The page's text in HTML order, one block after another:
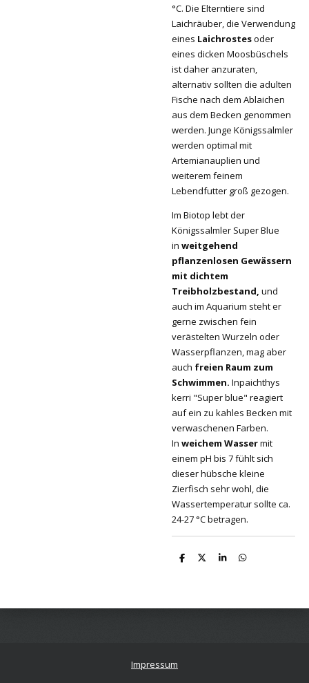
°C. Die Elterntiere sind
Laichräuber, die Verwendung
eines Laichrostesoder
eines dicken Moosbüschels
ist daher anzuraten,
alternativ sollten die adulten
Fische nach dem Ablaichen
aus dem Becken genommen
werden. Junge Königssalmler
werden optimal mit
Artemianauplien und
weiterem feinem
Lebendfutter groß gezogen.
Im Biotop lebt der
Königssalmler Super Blue
in weitgehend
pflanzenlosen Gewässern
mit dichtem
Treibholzbestand, und
auch im Aquarium steht er
gerne zwischen fein
verästelten Wurzeln oder
Wasserpflanzen, mag aber
auch freien Raum zum
Schwimmen. Inpaichthys
kerri "Super blue" reagiert
auf ein zu kahles Becken mit
verwaschenen Farben.
In weichem Wassermit
einem pH bis 7 fühlt sich
dieser hübsche kleine
Zierfisch sehr wohl, die
Wassertemperatur sollte ca.
24-27 °C betragen.
T
n
T
n
T
n
T
n
Impressum